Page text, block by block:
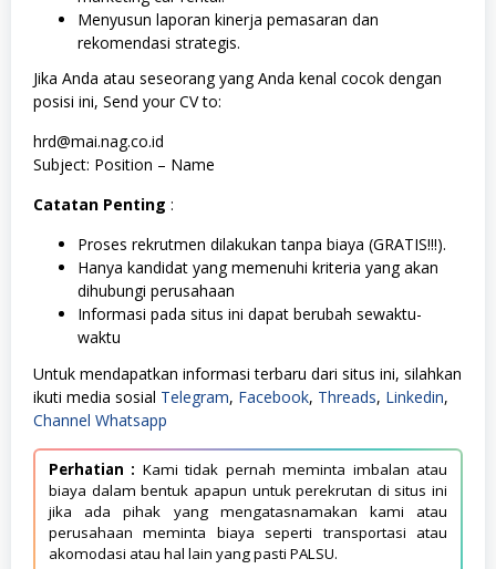
Menyusun laporan kinerja pemasaran dan
rekomendasi strategis.
Jika Anda atau seseorang yang Anda kenal cocok dengan
posisi ini, Send your CV to:
hrd@mai.nag.co.id
Subject: Position – Name
Catatan Penting :
Proses rekrutmen dilakukan tanpa biaya (GRATIS!!!).
Hanya kandidat yang memenuhi kriteria yang akan
dihubungi perusahaan
Informasi pada situs ini dapat berubah sewaktu-
waktu
Untuk mendapatkan informasi terbaru dari situs ini, silahkan
ikuti media sosial Telegram, Facebook, Threads, Linkedin,
Channel Whatsapp
Perhatian : Kami tidak pernah meminta imbalan atau
biaya dalam bentuk apapun untuk perekrutan di situs ini
jika ada pihak yang mengatasnamakan kami atau
perusahaan meminta biaya seperti transportasi atau
akomodasi atau hal lain yang pasti PALSU.